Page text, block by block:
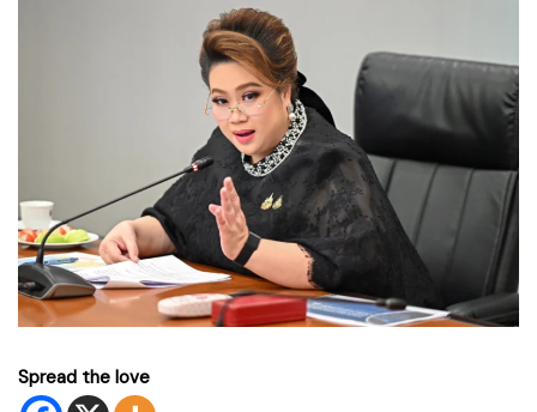
Spread the love